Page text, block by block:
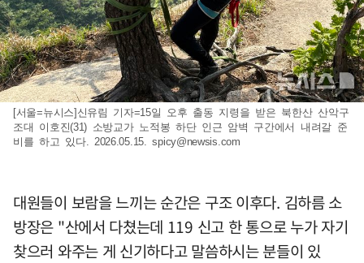
[서울=뉴시스]신유림 기자=15일 오후 출동 지령을 받은 북한산 산악구
조대 이호진(31) 소방교가 노적봉 하단 인근 암벽 구간에서 내려갈 준
비를 하고 있다. 2026.05.15.spicy@newsis.com
대원들이 보람을 느끼는 순간은 구조 이후다. 김하름 소
방장은 "산에서 다쳤는데 119 신고 한 통으로 누가 자기
찾으러 와주는 게 신기하다고 말씀하시는 분들이 있